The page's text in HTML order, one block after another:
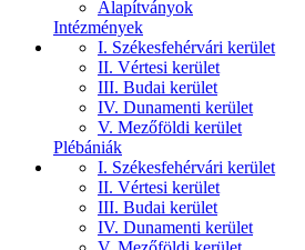
Alapítványok
Intézmények
I. Székesfehérvári kerület
II. Vértesi kerület
III. Budai kerület
IV. Dunamenti kerület
V. Mezőföldi kerület
Plébániák
I. Székesfehérvári kerület
II. Vértesi kerület
III. Budai kerület
IV. Dunamenti kerület